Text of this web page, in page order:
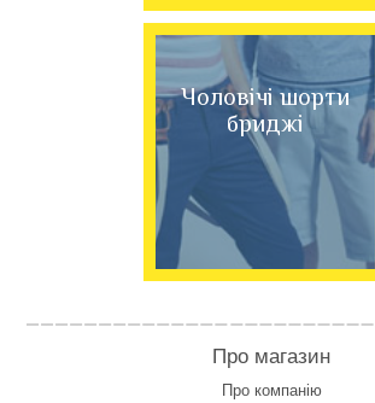
Чоловічі шорти
бриджі
Про магазин
Про компанію